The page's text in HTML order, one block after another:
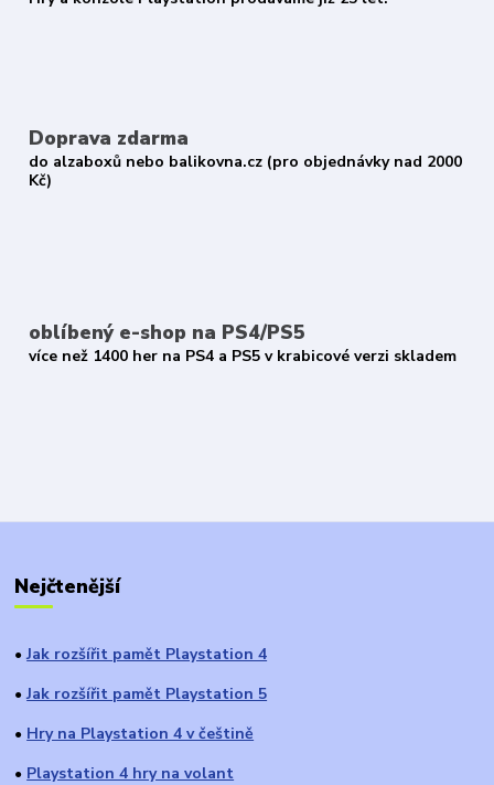
Doprava zdarma
do alzaboxů nebo balikovna.cz (pro objednávky nad 2000
Kč)
oblíbený e-shop na PS4/PS5
více než 1400 her na PS4 a PS5 v krabicové verzi skladem
Nejčtenější
● Jak rozšířit pamět Playstation 4
● Jak rozšířit pamět Playstation 5
● Hry na Playstation 4 v češtině
● Playstation 4 hry na volant